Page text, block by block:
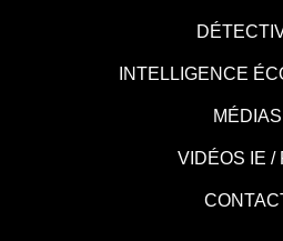
INTELLIGENCE
MÉDIAS
VIDÉOS IE /